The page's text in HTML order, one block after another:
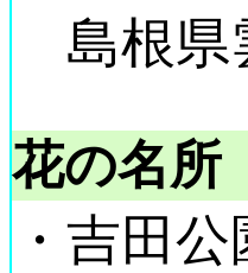
島根県
花の名所
・吉田公